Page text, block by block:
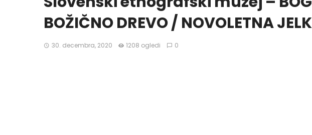
BOŽIČNO DREVO / NOVOLETNA
30. decembra, 2020 1208 ogledi 0